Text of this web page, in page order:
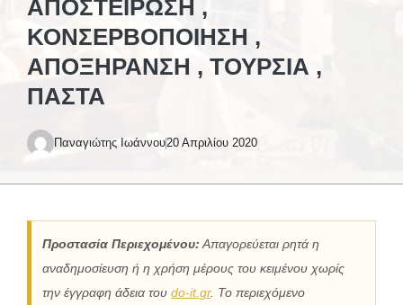
ΑΠΟΣΤΕΊΡΩΣΗ ,
ΚΟΝΣΕΡΒΟΠΟΊΗΣΗ ,
ΑΠΟΞΉΡΑΝΣΗ , ΤΟΥΡΣΙΆ ,
ΠΑΣΤΆ
Παναγιώτης Ιωάννου20 Απριλίου 2020
Προστασία Περιεχομένου: Απαγορεύεται ρητά η
αναδημοσίευση ή η χρήση μέρους του κειμένου χωρίς
την έγγραφη άδεια του do-it.gr. Το περιεχόμενο